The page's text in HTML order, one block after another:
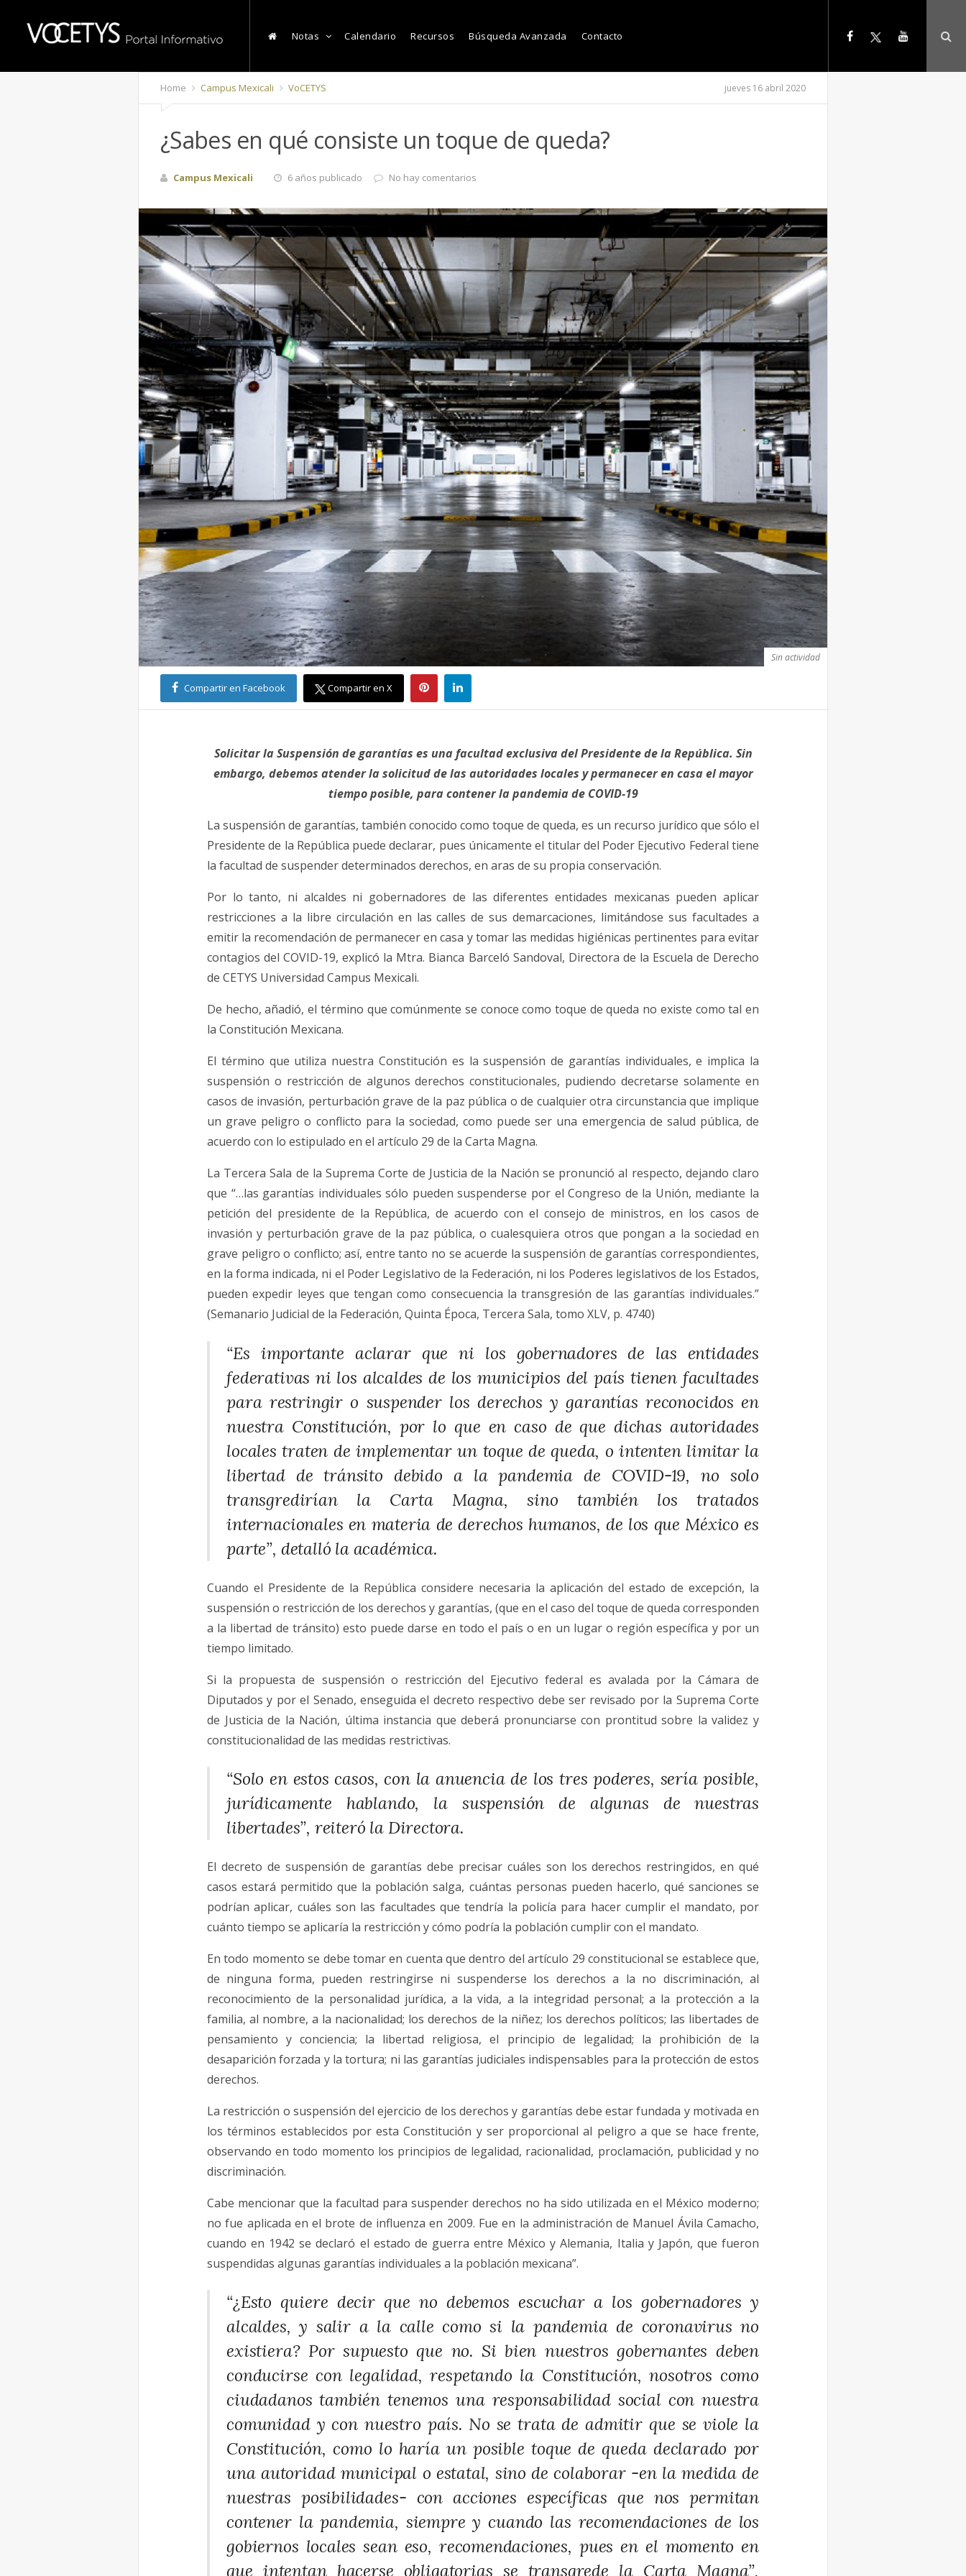
Notas Calendario Recursos Búsqueda Avanzada Contacto
Home Campus Mexicali VoCETYS jueves 16 abril 2020
¿Sabes en qué consiste un toque de queda?
Campus Mexicali 6 años publicado No hay comentarios
Sin actividad
Compartir en Facebook Compartir en X
Solicitar la Suspensión de garantías es una facultad exclusiva del Presidente de la República. Sin
embargo, debemos atender la solicitud de las autoridades locales y permanecer en casa el mayor
tiempo posible, para contener la pandemia de COVID-19
La suspensión de garantías, también conocido como toque de queda, es un recurso jurídico que sólo el
Presidente de la República puede declarar, pues únicamente el titular del Poder Ejecutivo Federal tiene
la facultad de suspender determinados derechos, en aras de su propia conservación.
Por lo tanto, ni alcaldes ni gobernadores de las diferentes entidades mexicanas pueden aplicar
restricciones a la libre circulación en las calles de sus demarcaciones, limitándose sus facultades a
emitir la recomendación de permanecer en casa y tomar las medidas higiénicas pertinentes para evitar
contagios del COVID-19, explicó la Mtra. Bianca Barceló Sandoval, Directora de la Escuela de Derecho
de CETYS Universidad Campus Mexicali.
De hecho, añadió, el término que comúnmente se conoce como toque de queda no existe como tal en
la Constitución Mexicana.
El término que utiliza nuestra Constitución es la suspensión de garantías individuales, e implica la
suspensión o restricción de algunos derechos constitucionales, pudiendo decretarse solamente en
casos de invasión, perturbación grave de la paz pública o de cualquier otra circunstancia que implique
un grave peligro o conflicto para la sociedad, como puede ser una emergencia de salud pública, de
acuerdo con lo estipulado en el artículo 29 de la Carta Magna.
La Tercera Sala de la Suprema Corte de Justicia de la Nación se pronunció al respecto, dejando claro
que “…las garantías individuales sólo pueden suspenderse por el Congreso de la Unión, mediante la
petición del presidente de la República, de acuerdo con el consejo de ministros, en los casos de
invasión y perturbación grave de la paz pública, o cualesquiera otros que pongan a la sociedad en
grave peligro o conflicto; así, entre tanto no se acuerde la suspensión de garantías correspondientes,
en la forma indicada, ni el Poder Legislativo de la Federación, ni los Poderes legislativos de los Estados,
pueden expedir leyes que tengan como consecuencia la transgresión de las garantías individuales.”
(Semanario Judicial de la Federación, Quinta Época, Tercera Sala, tomo XLV, p. 4740)
“Es importante aclarar que ni los gobernadores de las entidades
federativas ni los alcaldes de los municipios del país tienen facultades
para restringir o suspender los derechos y garantías reconocidos en
nuestra Constitución, por lo que en caso de que dichas autoridades
locales traten de implementar un toque de queda, o intenten limitar la
libertad de tránsito debido a la pandemia de COVID-19, no solo
transgredirían la Carta Magna, sino también los tratados
internacionales en materia de derechos humanos, de los que México es
parte”, detalló la académica.
Cuando el Presidente de la República considere necesaria la aplicación del estado de excepción, la
suspensión o restricción de los derechos y garantías, (que en el caso del toque de queda corresponden
a la libertad de tránsito) esto puede darse en todo el país o en un lugar o región específica y por un
tiempo limitado.
Si la propuesta de suspensión o restricción del Ejecutivo federal es avalada por la Cámara de
Diputados y por el Senado, enseguida el decreto respectivo debe ser revisado por la Suprema Corte
de Justicia de la Nación, última instancia que deberá pronunciarse con prontitud sobre la validez y
constitucionalidad de las medidas restrictivas.
“Solo en estos casos, con la anuencia de los tres poderes, sería posible,
jurídicamente hablando, la suspensión de algunas de nuestras
libertades”, reiteró la Directora.
El decreto de suspensión de garantías debe precisar cuáles son los derechos restringidos, en qué
casos estará permitido que la población salga, cuántas personas pueden hacerlo, qué sanciones se
podrían aplicar, cuáles son las facultades que tendría la policía para hacer cumplir el mandato, por
cuánto tiempo se aplicaría la restricción y cómo podría la población cumplir con el mandato.
En todo momento se debe tomar en cuenta que dentro del artículo 29 constitucional se establece que,
de ninguna forma, pueden restringirse ni suspenderse los derechos a la no discriminación, al
reconocimiento de la personalidad jurídica, a la vida, a la integridad personal; a la protección a la
familia, al nombre, a la nacionalidad; los derechos de la niñez; los derechos políticos; las libertades de
pensamiento y conciencia; la libertad religiosa, el principio de legalidad; la prohibición de la
desaparición forzada y la tortura; ni las garantías judiciales indispensables para la protección de estos
derechos.
La restricción o suspensión del ejercicio de los derechos y garantías debe estar fundada y motivada en
los términos establecidos por esta Constitución y ser proporcional al peligro a que se hace frente,
observando en todo momento los principios de legalidad, racionalidad, proclamación, publicidad y no
discriminación.
Cabe mencionar que la facultad para suspender derechos no ha sido utilizada en el México moderno;
no fue aplicada en el brote de influenza en 2009. Fue en la administración de Manuel Ávila Camacho,
cuando en 1942 se declaró el estado de guerra entre México y Alemania, Italia y Japón, que fueron
suspendidas algunas garantías individuales a la población mexicana”.
“¿Esto quiere decir que no debemos escuchar a los gobernadores y
alcaldes, y salir a la calle como si la pandemia de coronavirus no
existiera? Por supuesto que no. Si bien nuestros gobernantes deben
conducirse con legalidad, respetando la Constitución, nosotros como
ciudadanos también tenemos una responsabilidad social con nuestra
comunidad y con nuestro país. No se trata de admitir que se viole la
Constitución, como lo haría un posible toque de queda declarado por
una autoridad municipal o estatal, sino de colaborar -en la medida de
nuestras posibilidades- con acciones específicas que nos permitan
contener la pandemia, siempre y cuando las recomendaciones de los
gobiernos locales sean eso, recomendaciones, pues en el momento en
que intentan hacerse obligatorias se transgrede la Carta Magna”,